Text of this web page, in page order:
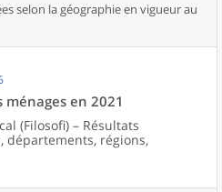
selon la géographie en vigueur au
en 2021
(Filosofi) – Résultats
départements, régions,